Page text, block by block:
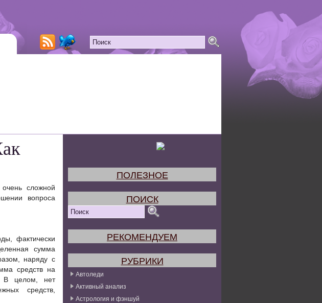
сложной
вопроса
фактически
сумма
наряду с
средств на
В целом, нет
средств,
ПОЛЕЗНОЕ
ПОИСК
РЕКОМЕНДУЕМ
РУБРИКИ
Автоледи
Активный анализ
Астрология и фэншуй